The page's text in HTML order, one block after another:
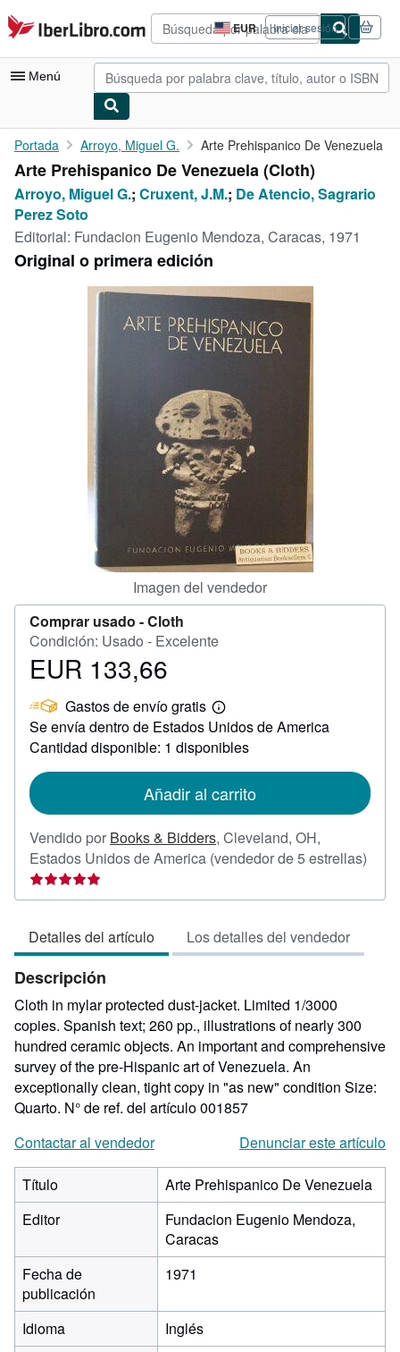
Pasar al contenido principal
IberLibro.com EUR
Preferencias
de
compra
del
Iniciar sesión
Menú
Mi cuenta
Consultar mis pedidos
Búsqueda avanzada
Colecciones
Libros antiguos
Arte y coleccionismo
Comenzar a vender
CERRAR
Portada Arroyo, Miguel G. Arte Prehispanico De Venezuela
Arte Prehispanico De Venezuela (Cloth)
Arroyo, Miguel G.; Cruxent, J.M.; De Atencio, Sagrario
Perez Soto
Editorial: Fundacion Eugenio Mendoza, Caracas, 1971
Original o primera edición
Imagen del vendedor
Comprar usado -Cloth
Condición: Usado - Excelente
Precio
133,66
EUR 133,66
Gastos de envío gratis
Más
información
sobre
las
envío
Se envía dentro de Estados Unidos de America
Cantidad disponible: 1 disponibles
Añadir al carrito
Vendido por Books & Bidders, Cleveland, OH,
Estados Unidos de America (vendedor de 5 estrellas)
Detalles del artículo Los detalles del vendedor
Descripción
Cloth in mylar protected dust-jacket. Limited 1/3000
copies. Spanish text; 260 pp., illustrations of nearly 300
hundred ceramic objects. An important and comprehensive
survey of the pre-Hispanic art of Venezuela. An
exceptionally clean, tight copy in "as new" condition Size:
Quarto. N° de ref. del artículo 001857
Contactar al vendedor
Denunciar este artículo
Título
Arte Prehispanico De Venezuela
Editor
Fundacion Eugenio Mendoza,
Caracas
Fecha de
publicación
1971
Idioma
Inglés